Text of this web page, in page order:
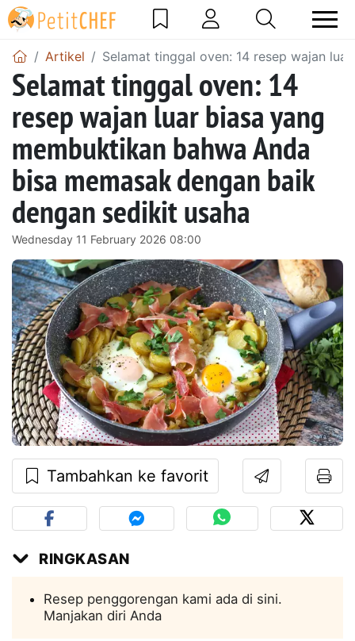
Artikel Selamat tinggal oven: 14 resep wajan
Selamat tinggal oven: 14
resep wajan luar biasa yang
membuktikan bahwa Anda
bisa memasak dengan baik
dengan sedikit usaha
Wednesday 11 February 2026 08:00
Tambahkan ke favorit
RINGKASAN
Resep penggorengan kami ada di sini.
Manjakan diri Anda